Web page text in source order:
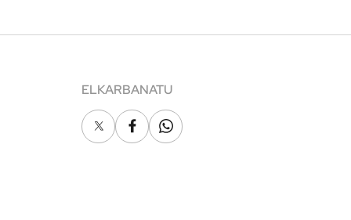
ELKARBANATU
X FacebookWhatsapp